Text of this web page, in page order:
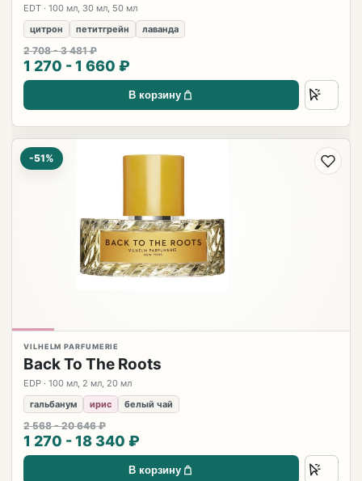
EDT · 100 мл, 30 мл, 50 мл
цитрон
петитгрейн лаванда
2 708 - 3 481 ₽
1 270 - 1 660 ₽
В корзину
-51%
VILHELM PARFUMERIE
Back To The Roots
EDP · 100 мл, 2 мл, 20 мл
гальбанум
ирис белый чай
2 568 - 20 646 ₽
1 270 - 18 340 ₽
В корзину